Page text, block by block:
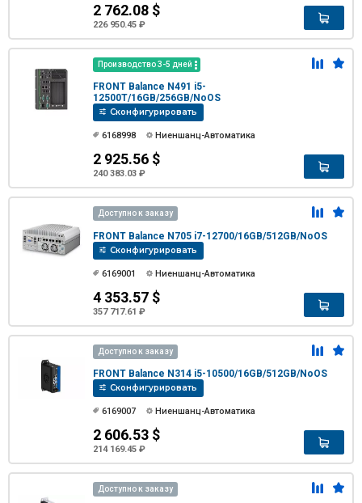
2 762.08 $
226 950.45 ₽
Производство 3-5 дней
FRONT Balance N491 i5-
12500T/16GB/256GB/NoOS
Сконфигурировать
6168998 Ниеншанц-Автоматика
2 925.56 $
240 383.03 ₽
Доступно к заказу
FRONT Balance N705 i7-12700/16GB/512GB/NoOS
Сконфигурировать
6169001 Ниеншанц-Автоматика
4 353.57 $
357 717.61 ₽
Доступно к заказу
FRONT Balance N314 i5-10500/16GB/512GB/NoOS
Сконфигурировать
6169007 Ниеншанц-Автоматика
2 606.53 $
214 169.45 ₽
Доступно к заказу